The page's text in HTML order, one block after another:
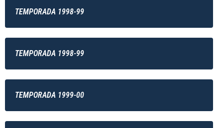
TEMPORADA 1998-99
TEMPORADA 1998-99
TEMPORADA 1999-00